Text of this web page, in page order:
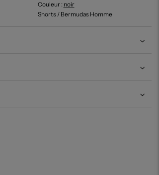
Couleur : noir
Shorts / Bermudas Homme